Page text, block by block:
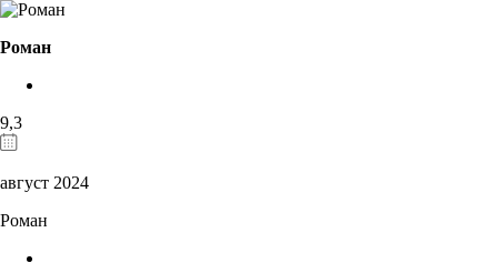
Роман
9,3
август 2024
Роман